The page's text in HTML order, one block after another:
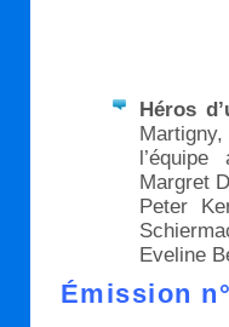
Héros
Margret
Peter
Eveline
Émission